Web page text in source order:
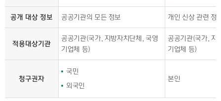
공개 대상 정보 공공기관의 모든 정보 개인 신상 관련 정
적용대상기관
공공기관(국가, 지방자치단체, 국영
기업체 등)
공공기관(국가, 지
기업체 등)
청구권자
국민
외국인
본인